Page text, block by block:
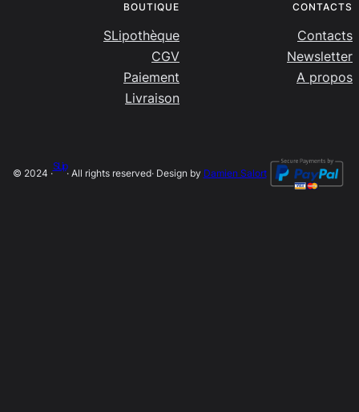
BOUTIQUE
SLipothèque
CGV
Paiement
Livraison
CONTACTS
Contacts
Newsletter
A propos
© 2024 ·
SLip
· All rights reserved· Design by Damien Salort